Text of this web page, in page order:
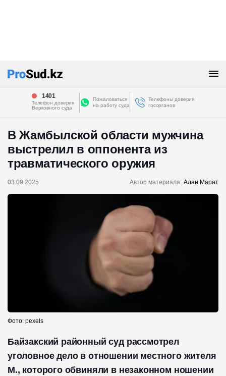
1401
Телефон доверия
Верховного суда
Пожаловаться
на работу суда
Телефоны доверия
госорганов
В Жамбылской области мужчина
выстрелил в оппонента из
травматического оружия
03.09.2025 Автор материала: Алан Марат
Фото: pexels
Байзакский районный суд рассмотрел
уголовное дело в отношении местного жителя
М., которого обвиняли в незаконном ношении